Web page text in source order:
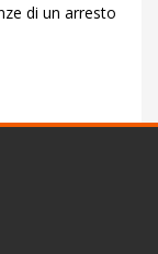
di un arresto